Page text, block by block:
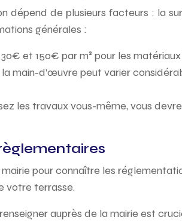
dépend de plusieurs facteurs : la
générales :
et 150€ par m² pour les
main-d’œuvre peut varier
les travaux vous-même, vous
pour connaître les
votre terrasse.
auprès de la mairie est